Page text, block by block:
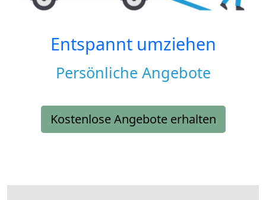
Entspannt umziehen
Persönliche Angebote
Kostenlose Angebote erhalten